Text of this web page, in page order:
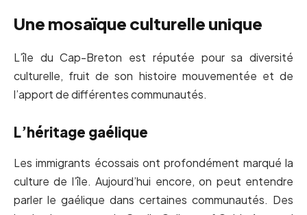
Une mosaïque culturelle unique
L’île du Cap-Breton est réputée pour sa diversité
culturelle, fruit de son histoire mouvementée et de
l’apport de différentes communautés.
L’héritage gaélique
Les immigrants écossais ont profondément marqué la
culture de l’île. Aujourd’hui encore, on peut entendre
parler le gaélique dans certaines communautés. Des